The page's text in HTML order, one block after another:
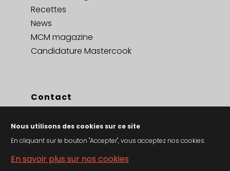
Recettes
News
MCM magazine
Candidature Mastercook
Contact
Privacy policy en cookies
Conditions générales de vent
Nous utilisons des cookies sur ce site
En cliquant sur le bouton "Accepter", vous acceptez nos cookies.
En savoir plus sur nos cookies